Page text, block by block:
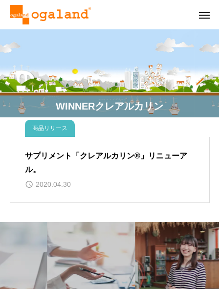
WINNERクレアルカリン
商品リリース
サプリメント「クレアルカリン®」リニューア
ル。
2020.04.30